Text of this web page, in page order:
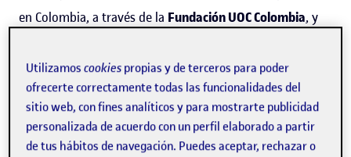
en Colombia, a través de la Fundación UOC Colombia, y
AC. Ambas entidades se dedican a la introducción y
expansión internacional de la Universitat Oberta de
Catalunya, actuando como oficinas de representación,
desarrollando tareas de promoción, publicidad y
Utilizamoscookies propias y de terceros para poder
ofrecerte correctamente todas las funcionalidades del
sitio web, con fines analíticos y para mostrarte publicidad
personalizada de acuerdo con un perfil elaborado a partir
de tus hábitos de navegación. Puedes aceptar, rechazar o